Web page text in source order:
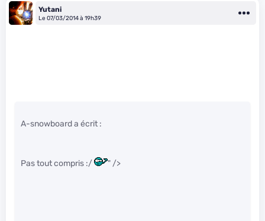
Yutani
Le 07/03/2014 à 19h39
A-snowboard a écrit :
Pas tout compris :/ " />